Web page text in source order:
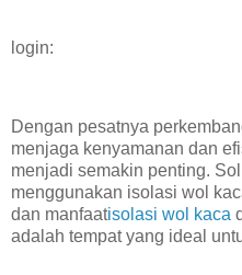
login:
Dengan pesatnya
menjaga kenyamanan dan
menjadi semakin penting.
menggunakan isolasi wol
dan manfaatisolasi wol kaca
adalah tempat yang ideal